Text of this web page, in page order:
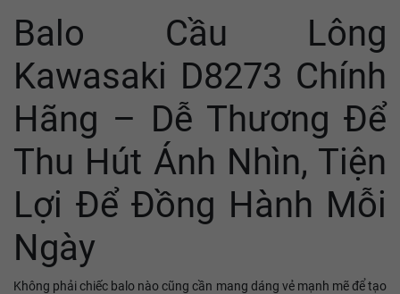
Balo Cầu Lông
Kawasaki D8273 Chính
Hãng – Dễ Thương Để
Thu Hút Ánh Nhìn, Tiện
Lợi Để Đồng Hành Mỗi
Ngày
Không phải chiếc balo nào cũng cần mang dáng vẻ mạnh mẽ để tạo